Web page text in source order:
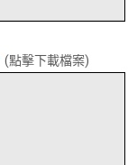
(點擊下載檔案)